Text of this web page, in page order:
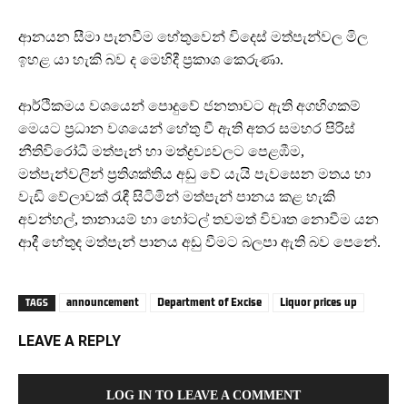
ආනයන සීමා පැනවීම හේතුවෙන් විදෙස් මත්පැන්වල මිල
ඉහළ යා හැකි බව ද මෙහිදී ප්‍රකාශ කෙරුණා.
ආර්ථිකමය වශයෙන් පොදුවේ ජනතාවට ඇති අගහිගකම්
මෙයට ප්‍රධාන වශයෙන් හේතු වී ඇති අතර සමහර පිරිස්
නීතිවිරෝධී මත්පැන් හා මත්ද්‍රව්‍යවලට පෙළඹීම,
මත්පැන්වලින් ප්‍රතිශක්තිය අඩු වේ යැයි පැවසෙන මතය හා
වැඩි වේලාවක් රැඳී සිටිමින් මත්පැන් පානය කළ හැකි
අවන්හල්, තානායම් හා හෝටල් තවමත් විවෘත නොවීම යන
ආදී හේතුද මත්පැන් පානය අඩු වීමට බලපා ඇති බව පෙනේ.
TAGS announcement Department of Excise Liquor prices up
LEAVE A REPLY
LOG IN TO LEAVE A COMMENT